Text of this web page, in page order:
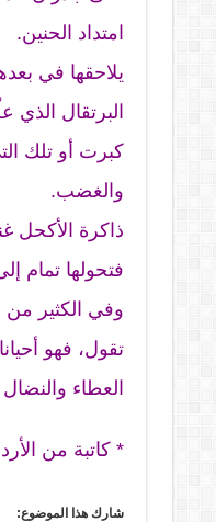
امتداد الحنين.
يلاحقها في
البرتقال
كبرت أو تلك
والغضب.
ذاكرة الأكحل
فتحولها تمام
وفي الكثير من
تقول، فهو
العطاء
* كاتبة من
شارك هذا الموضوع: